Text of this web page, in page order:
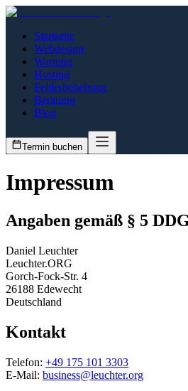
Startseite
Webdesign
Wartung
Hosting
Fehlerbehebung
Beratung
Blog
Termin buchen
Impressum
Angaben gemäß § 5
Daniel Leuchter
Leuchter.ORG
Gorch-Fock-Str. 4
26188 Edewecht
Deutschland
Kontakt
Telefon: +49 175 101 3303
E-Mail: business@leuchter.org